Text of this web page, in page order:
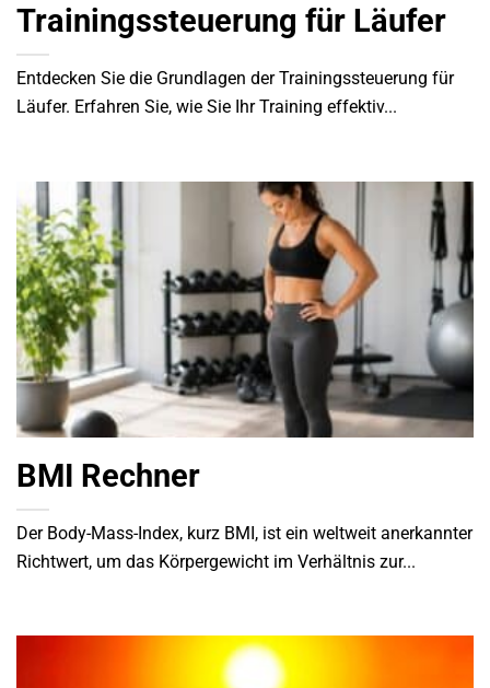
Trainingssteuerung für Läufer
Entdecken Sie die Grundlagen der Trainingssteuerung für
Läufer. Erfahren Sie, wie Sie Ihr Training effektiv...
BMI Rechner
Der Body-Mass-Index, kurz BMI, ist ein weltweit anerkannter
Richtwert, um das Körpergewicht im Verhältnis zur...